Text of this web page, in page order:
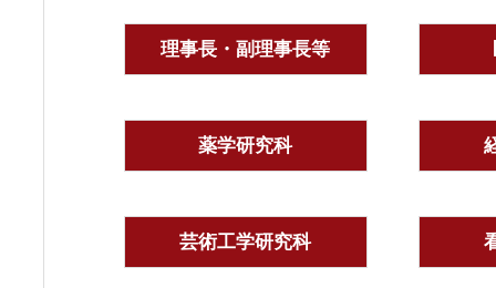
理事長・副理事長等
薬学研究科
芸術工学研究科